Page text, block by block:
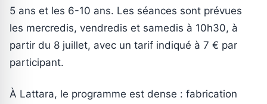
5 ans et les 6-10 ans. Les séances sont prévues
les mercredis, vendredis et samedis à 10h30, à
partir du 8 juillet, avec un tarif indiqué à 7 € par
participant.
À Lattara, le programme est dense : fabrication